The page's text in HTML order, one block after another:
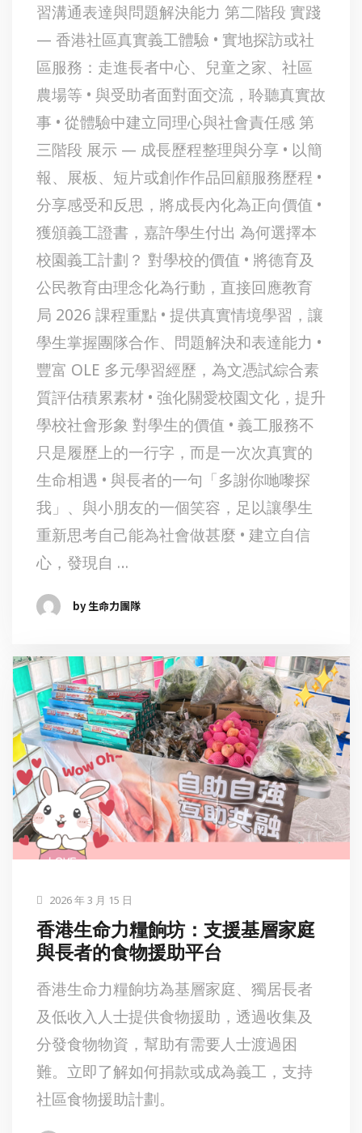
習溝通表達與問題解決能力 第二階段 實踐
— 香港社區真實義工體驗 • 實地探訪或社
區服務：走進長者中心、兒童之家、社區
農場等 • 與受助者面對面交流，聆聽真實故
事 • 從體驗中建立同理心與社會責任感 第
三階段 展示 — 成長歷程整理與分享 • 以簡
報、展板、短片或創作作品回顧服務歷程 •
分享感受和反思，將成長內化為正向價值 •
獲頒義工證書，嘉許學生付出 為何選擇本
校園義工計劃？ 對學校的價值 • 將德育及
公民教育由理念化為行動，直接回應教育
局 2026 課程重點 • 提供真實情境學習，讓
學生掌握團隊合作、問題解決和表達能力 •
豐富 OLE 多元學習經歷，為文憑試綜合素
質評估積累素材 • 強化關愛校園文化，提升
學校社會形象 對學生的價值 • 義工服務不
只是履歷上的一行字，而是一次次真實的
生命相遇 • 與長者的一句「多謝你哋嚟探
我」、與小朋友的一個笑容，足以讓學生
重新思考自己能為社會做甚麼 • 建立自信
心，發現自 …
by 生命力團隊
2026 年 3 月 15 日
香港生命力糧餉坊：支援基層家庭
與長者的食物援助平台
香港生命力糧餉坊為基層家庭、獨居長者
及低收入人士提供食物援助，透過收集及
分發食物物資，幫助有需要人士渡過困
難。立即了解如何捐款或成為義工，支持
社區食物援助計劃。